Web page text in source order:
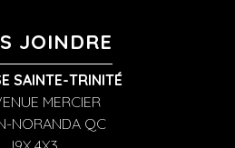
JOINDRE
SAINTE-TRINITÉ
MERCIER
NORANDA QC